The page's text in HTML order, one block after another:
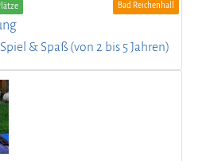
Bad Reichenhall
& Spaß (von 2 bis 5 Jahren)